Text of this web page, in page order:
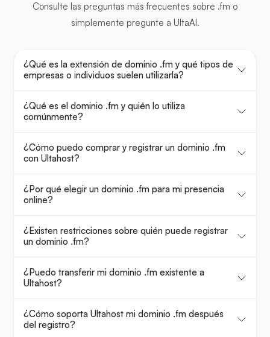
Consulte las preguntas más frecuentes sobre .fm o
simplemente pregunte a UltaAI.
¿Qué es la extensión de dominio .fm y qué tipos de
empresas o individuos suelen utilizarla?
¿Qué es el dominio .fm y quién lo utiliza
comúnmente?
¿Cómo puedo comprar y registrar un dominio .fm
con Ultahost?
¿Por qué elegir un dominio .fm para mi presencia
online?
¿Existen restricciones sobre quién puede registrar
un dominio .fm?
¿Puedo transferir mi dominio .fm existente a
Ultahost?
¿Cómo soporta Ultahost mi dominio .fm después
del registro?